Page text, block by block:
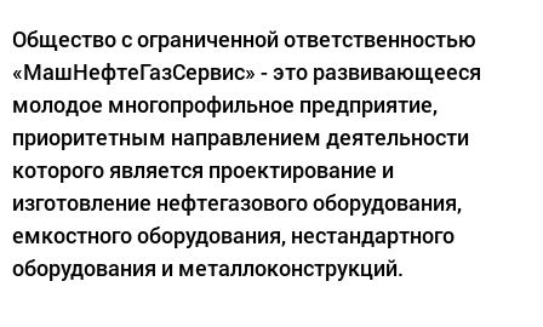
Общество с ограниченной ответственностью
«МашНефтеГазСервис» - это развивающееся
молодое многопрофильное предприятие,
приоритетным направлением деятельности
которого является проектирование и
изготовление нефтегазового оборудования,
емкостного оборудования, нестандартного
оборудования и металлоконструкций.